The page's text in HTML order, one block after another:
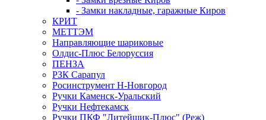
- Замки накладные, гаражные Киров
КРИТ
МЕТТЭМ
Направляющие шариковые
Олдис-Плюс Белоруссия
ПЕНЗА
РЗК Сарапул
Росинструмент Н-Новгород
Ручки Каменск-Уральский
Ручки Нефтекамск
Ручки ПКФ "Литейщик-Плюс" (Реж)